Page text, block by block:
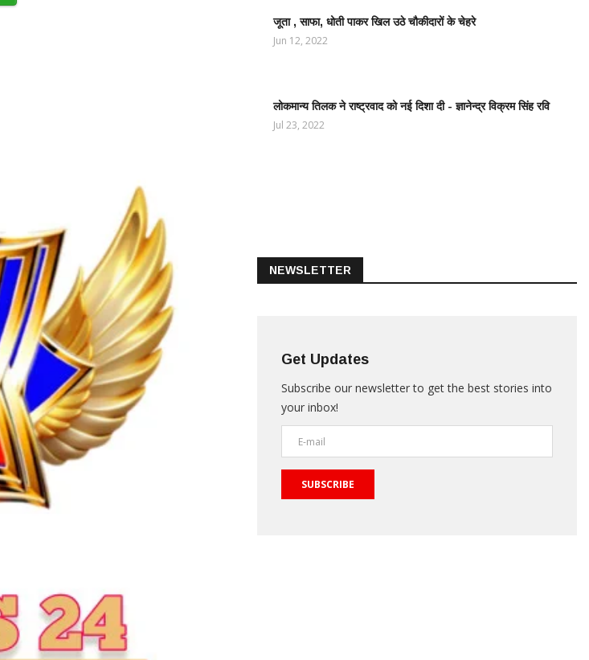
LATEST
NEWS /
जूता , साफा, धोती पाकर खिल उठे चौकीदारों के चेहरे
Jun 12, 2022
LATEST
NEWS /
लोकमान्य तिलक ने राष्ट्रवाद को नई दिशा दी - ज्ञानेन्द्र विक्रम सिंह रवि
Jul 23, 2022
NEWSLETTER
Get Updates
Subscribe our newsletter to get the best stories into
your inbox!
SUBSCRIBE